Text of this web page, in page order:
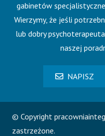
gabinetów
Wierzymy, że jeśli
lub dobry
naszej
NAPISZ
© Copyright
zastrzeżone.